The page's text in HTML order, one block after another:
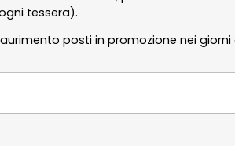
tessera).
posti in promozione nei giorni